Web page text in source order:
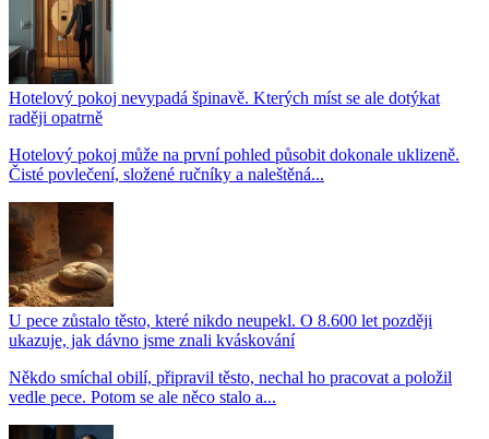
Hotelový pokoj nevypadá špinavě. Kterých míst se ale dotýkat
raději opatrně
Hotelový pokoj může na první pohled působit dokonale uklizeně.
Čisté povlečení, složené ručníky a naleštěná...
U pece zůstalo těsto, které nikdo neupekl. O 8.600 let později
ukazuje, jak dávno jsme znali kváskování
Někdo smíchal obilí, připravil těsto, nechal ho pracovat a položil
vedle pece. Potom se ale něco stalo a...